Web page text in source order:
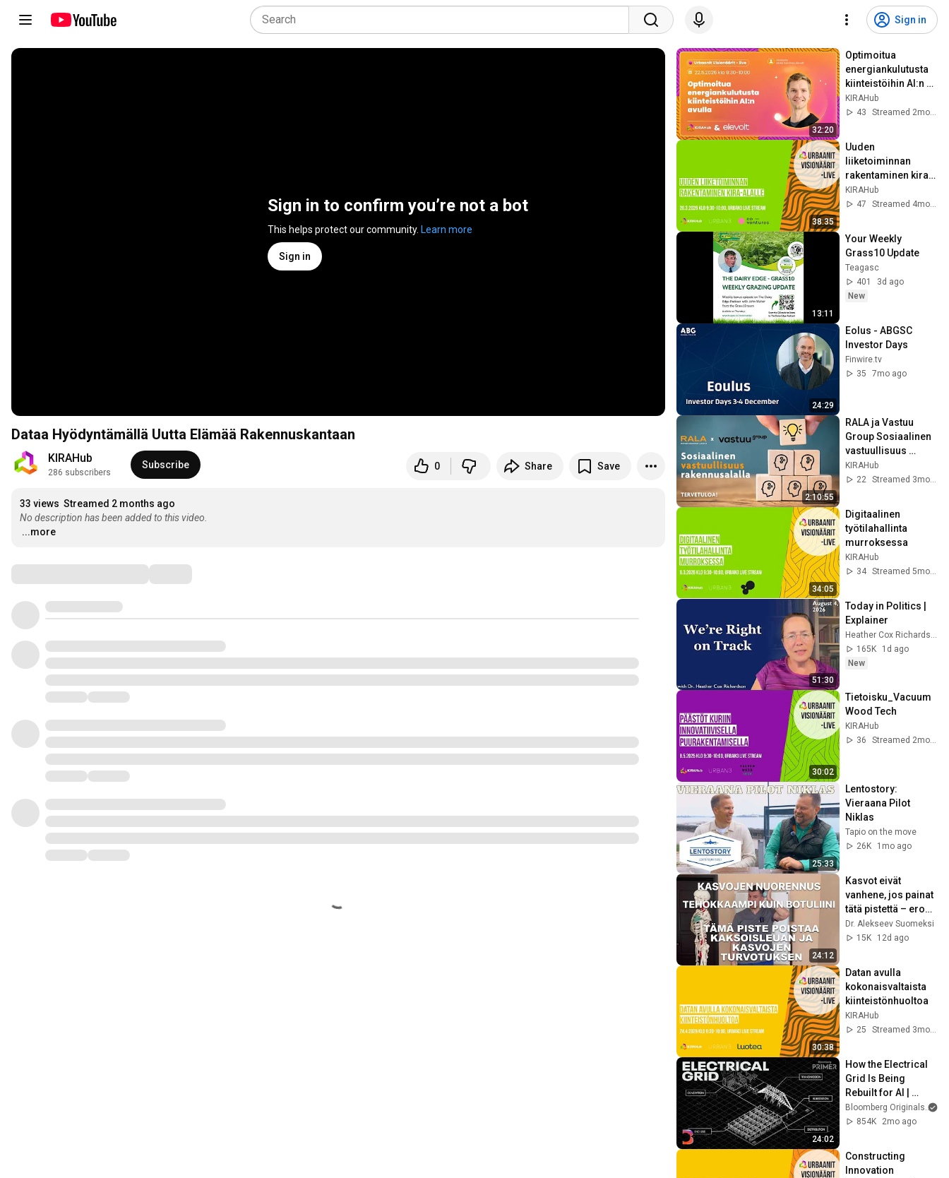
Sign in
Sign in to confirm you’re not a bot
This helps protect our community. Learn more
Sign in
Dataa Hyödyntämällä Uutta Elämää Rakennuskantaan
KIRAHub
286 subscribers
Subscribe 0 Share Save
33 views Streamed 2 months ago
No description has been added to this video.
...more
32:20
Optimoitua
energiankulutusta
kiinteistöihin AI:n
avulla
KIRAHub
43
Streamed 2mo ago
38:35
Uuden
liiketoiminnan
rakentaminen kira-
alalle
KIRAHub
47
Streamed 4mo ago
13:11
Your Weekly
Grass10 Update
Teagasc
401
3d ago
New
24:29
Eolus - ABGSC
Investor Days
Finwire.tv
35
7mo ago
2:10:55
RALA ja Vastuu
Group Sosiaalinen
vastuullisuus
rakennusalalla
KIRAHub
22
34:05
Digitaalinen
työtilahallinta
murroksessa
KIRAHub
34
51:30
Today in Politics |
Explainer
165K
1d ago
New
30:02
Tietoisku_Vacuum
Wood Tech
KIRAHub
36
Streamed 2mo ago
25:33
Lentostory:
Vieraana Pilot
Niklas
Tapio on the move
26K
1mo ago
24:12
Kasvot eivät
vanhene, jos painat
tätä pistettä – eroon
turvotuksesta ja
kaksoisleuasta
Dr. Alekseev Suomeksi
15K
12d ago
30:38
Datan avulla
kokonaisvaltaista
kiinteistönhuoltoa
KIRAHub
25
Streamed 3mo ago
24:02
How the Electrical
Grid Is Being
Rebuilt for AI |
Bloomberg Primer
Bloomberg Originals
854K
2mo ago
Constructing
Innovation